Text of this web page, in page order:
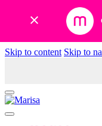
Skip to content Skip to